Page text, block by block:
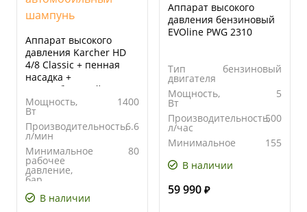
Аппарат высокого
давления Karcher HD
4/8 Classic + пенная
насадка +
автомобильный
шампунь
Мощность,
Вт
1400
Производительность,
л/мин
6.6
Минимальное
рабочее
давление,
бар
80
Макс.
допустимое
В наличии
Аппарат высокого
давления бензиновый
EVOline PWG 2310
Тип
двигателя
бензиновый
Мощность,
Вт
5
Производительность,
л/час
500
Минимальное
давление,
бар
155
В наличии
59 990 ₽